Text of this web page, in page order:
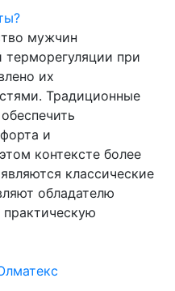
мужчин
при
их
Традиционные
и
контексте более
классические
обладателю